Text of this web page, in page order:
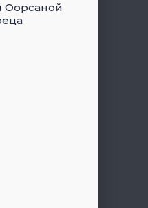
Оорсаной